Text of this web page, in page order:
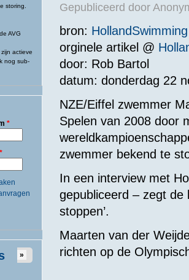
storing.
AVG
actieve
nog sub-
*
*
»
Gepubliceerd door
bron: HollandSwimming
orginele artikel @
door: Rob Bartol
datum: donderdag 22
NZE/Eiffel zwemmer
Spelen van 2008 door
zwemmer bekend te
In een interview met
gepubliceerd – zegt de
stoppen’.
Maarten van der
richten op de